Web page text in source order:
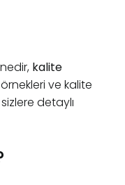
kalite
ve kalite
detaylı